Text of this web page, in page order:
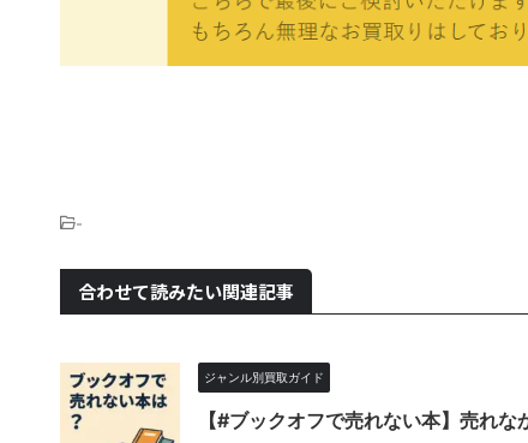
-
合わせて読みたい関連記事
ジャンル別買取ガイド
【#ブックオフで売れない本】売れ